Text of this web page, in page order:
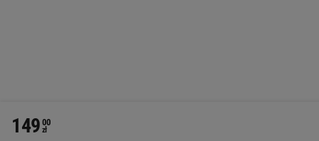
149 00
zł